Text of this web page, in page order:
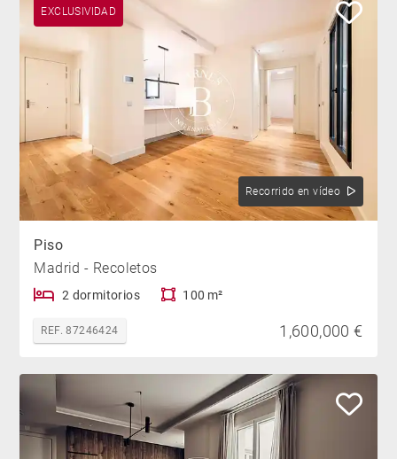
EXCLUSIVIDAD
Recorrido en vídeo
Piso
Madrid - Recoletos
2 dormitorios 100 m²
REF. 87246424 1,600,000 €